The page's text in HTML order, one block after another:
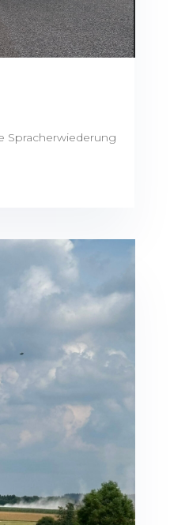
Spracherwiederung